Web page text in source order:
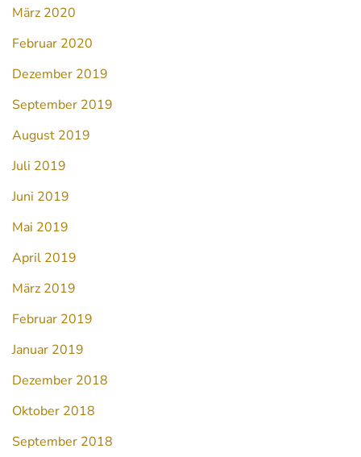
März 2020
Februar 2020
Dezember 2019
September 2019
August 2019
Juli 2019
Juni 2019
Mai 2019
April 2019
März 2019
Februar 2019
Januar 2019
Dezember 2018
Oktober 2018
September 2018